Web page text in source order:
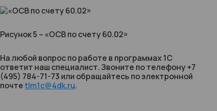
Рисунок 5 – «ОСВ по счету 60.02»
На любой вопрос по работе в программах 1С
ответит наш специалист. Звоните по телефону +7
(495) 784-71-73 или обращайтесь по электронной
почтеtlm1c@4dk.ru.